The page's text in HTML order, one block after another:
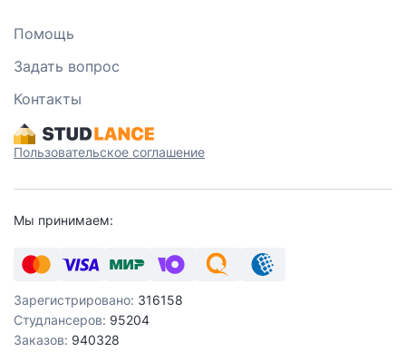
Помощь
Задать вопрос
Контакты
Пользовательское соглашение
Мы принимаем:
Зарегистрировано: 316158
Студлансеров: 95204
Заказов: 940328